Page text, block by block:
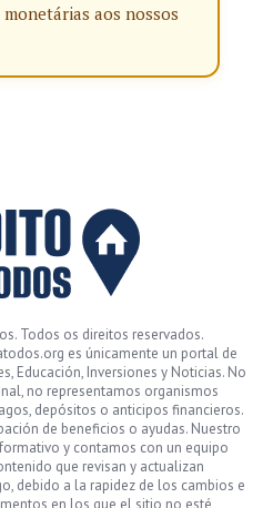
aos nossos
Todos os direitos reservados.
es únicamente un portal de
Educación, Inversiones y Noticias. No
no representamos organismos
depósitos o anticipos financieros.
de beneficios o ayudas. Nuestro
y contamos con un equipo
que revisan y actualizan
debido a la rapidez de los cambios e